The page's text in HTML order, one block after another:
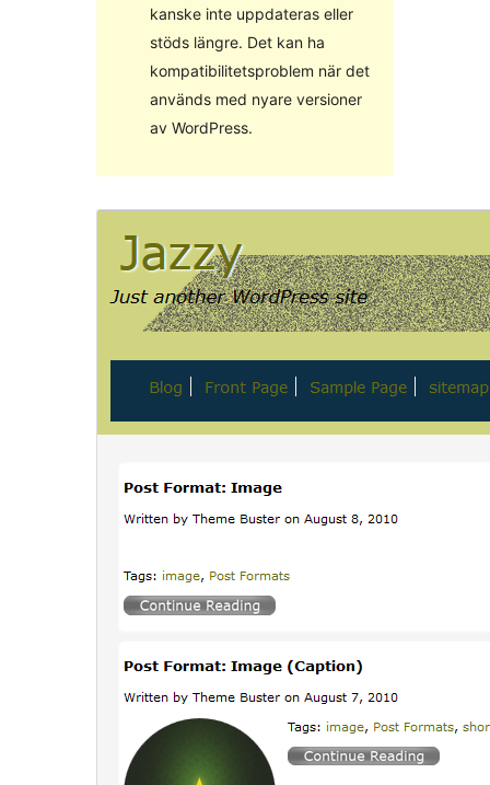
kanske inte uppdateras eller
stöds längre. Det kan ha
kompatibilitetsproblem när det
används med nyare versioner
av WordPress.